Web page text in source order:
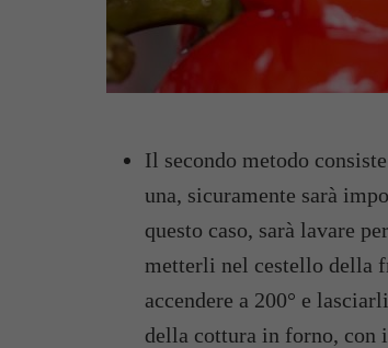
Il secondo metodo
una, sicuramente sarà
questo caso, sarà lavare
metterli nel cestello della
accendere a 200° e
della cottura in forno,